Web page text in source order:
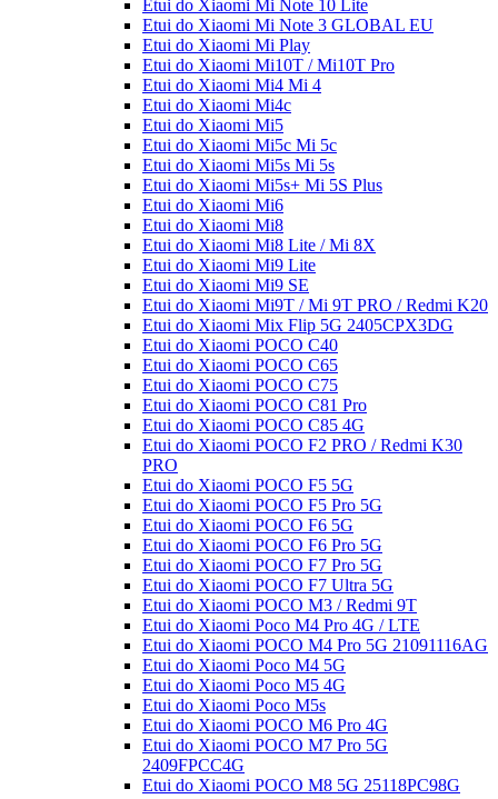
Etui do Xiaomi Mi Note 10 Lite
Etui do Xiaomi Mi Note 3 GLOBAL EU
Etui do Xiaomi Mi Play
Etui do Xiaomi Mi10T / Mi10T Pro
Etui do Xiaomi Mi4 Mi 4
Etui do Xiaomi Mi4c
Etui do Xiaomi Mi5
Etui do Xiaomi Mi5c Mi 5c
Etui do Xiaomi Mi5s Mi 5s
Etui do Xiaomi Mi5s+ Mi 5S Plus
Etui do Xiaomi Mi6
Etui do Xiaomi Mi8
Etui do Xiaomi Mi8 Lite / Mi 8X
Etui do Xiaomi Mi9 Lite
Etui do Xiaomi Mi9 SE
Etui do Xiaomi Mi9T / Mi 9T PRO / Redmi K20
Etui do Xiaomi Mix Flip 5G 2405CPX3DG
Etui do Xiaomi POCO C40
Etui do Xiaomi POCO C65
Etui do Xiaomi POCO C75
Etui do Xiaomi POCO C81 Pro
Etui do Xiaomi POCO C85 4G
Etui do Xiaomi POCO F2 PRO / Redmi K30
PRO
Etui do Xiaomi POCO F5 5G
Etui do Xiaomi POCO F5 Pro 5G
Etui do Xiaomi POCO F6 5G
Etui do Xiaomi POCO F6 Pro 5G
Etui do Xiaomi POCO F7 Pro 5G
Etui do Xiaomi POCO F7 Ultra 5G
Etui do Xiaomi POCO M3 / Redmi 9T
Etui do Xiaomi Poco M4 Pro 4G / LTE
Etui do Xiaomi POCO M4 Pro 5G 21091116AG
Etui do Xiaomi Poco M4 5G
Etui do Xiaomi Poco M5 4G
Etui do Xiaomi Poco M5s
Etui do Xiaomi POCO M6 Pro 4G
Etui do Xiaomi POCO M7 Pro 5G
2409FPCC4G
Etui do Xiaomi POCO M8 5G 25118PC98G